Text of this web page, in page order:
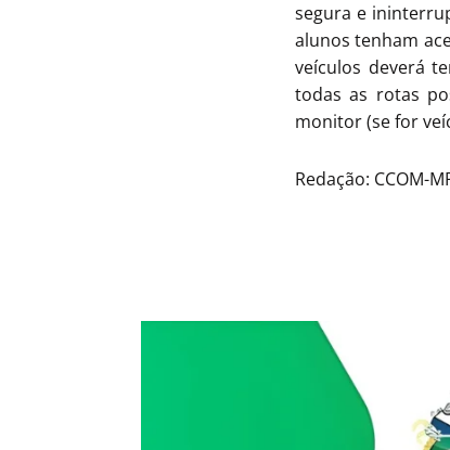
segura e
alunos tenham
veículos deverá
todas as rotas
monitor (se for
Redação: CCOM-